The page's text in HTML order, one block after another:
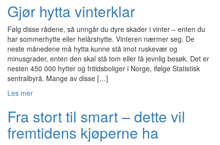
Gjør hytta vinterklar
Følg disse rådene, så unngår du dyre skader i vinter – enten du
har sommerhytte eller helårshytte. Vinteren nærmer seg. De
neste månedene må hytta kunne stå imot ruskevær og
minusgrader, enten den skal stå tom eller få jevnlig besøk. Det er
nesten 450 000 hytter og fritidsboliger i Norge, ifølge Statistisk
sentralbyrå. Mange av disse […]
Les mer
Fra stort til smart – dette vil
fremtidens kjøperne ha